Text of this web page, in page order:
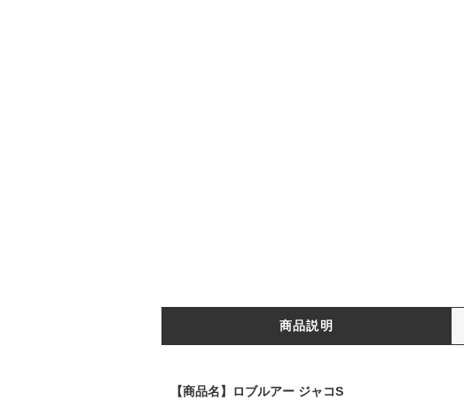
商品説明
【商品名】ロブルアー ジャコS